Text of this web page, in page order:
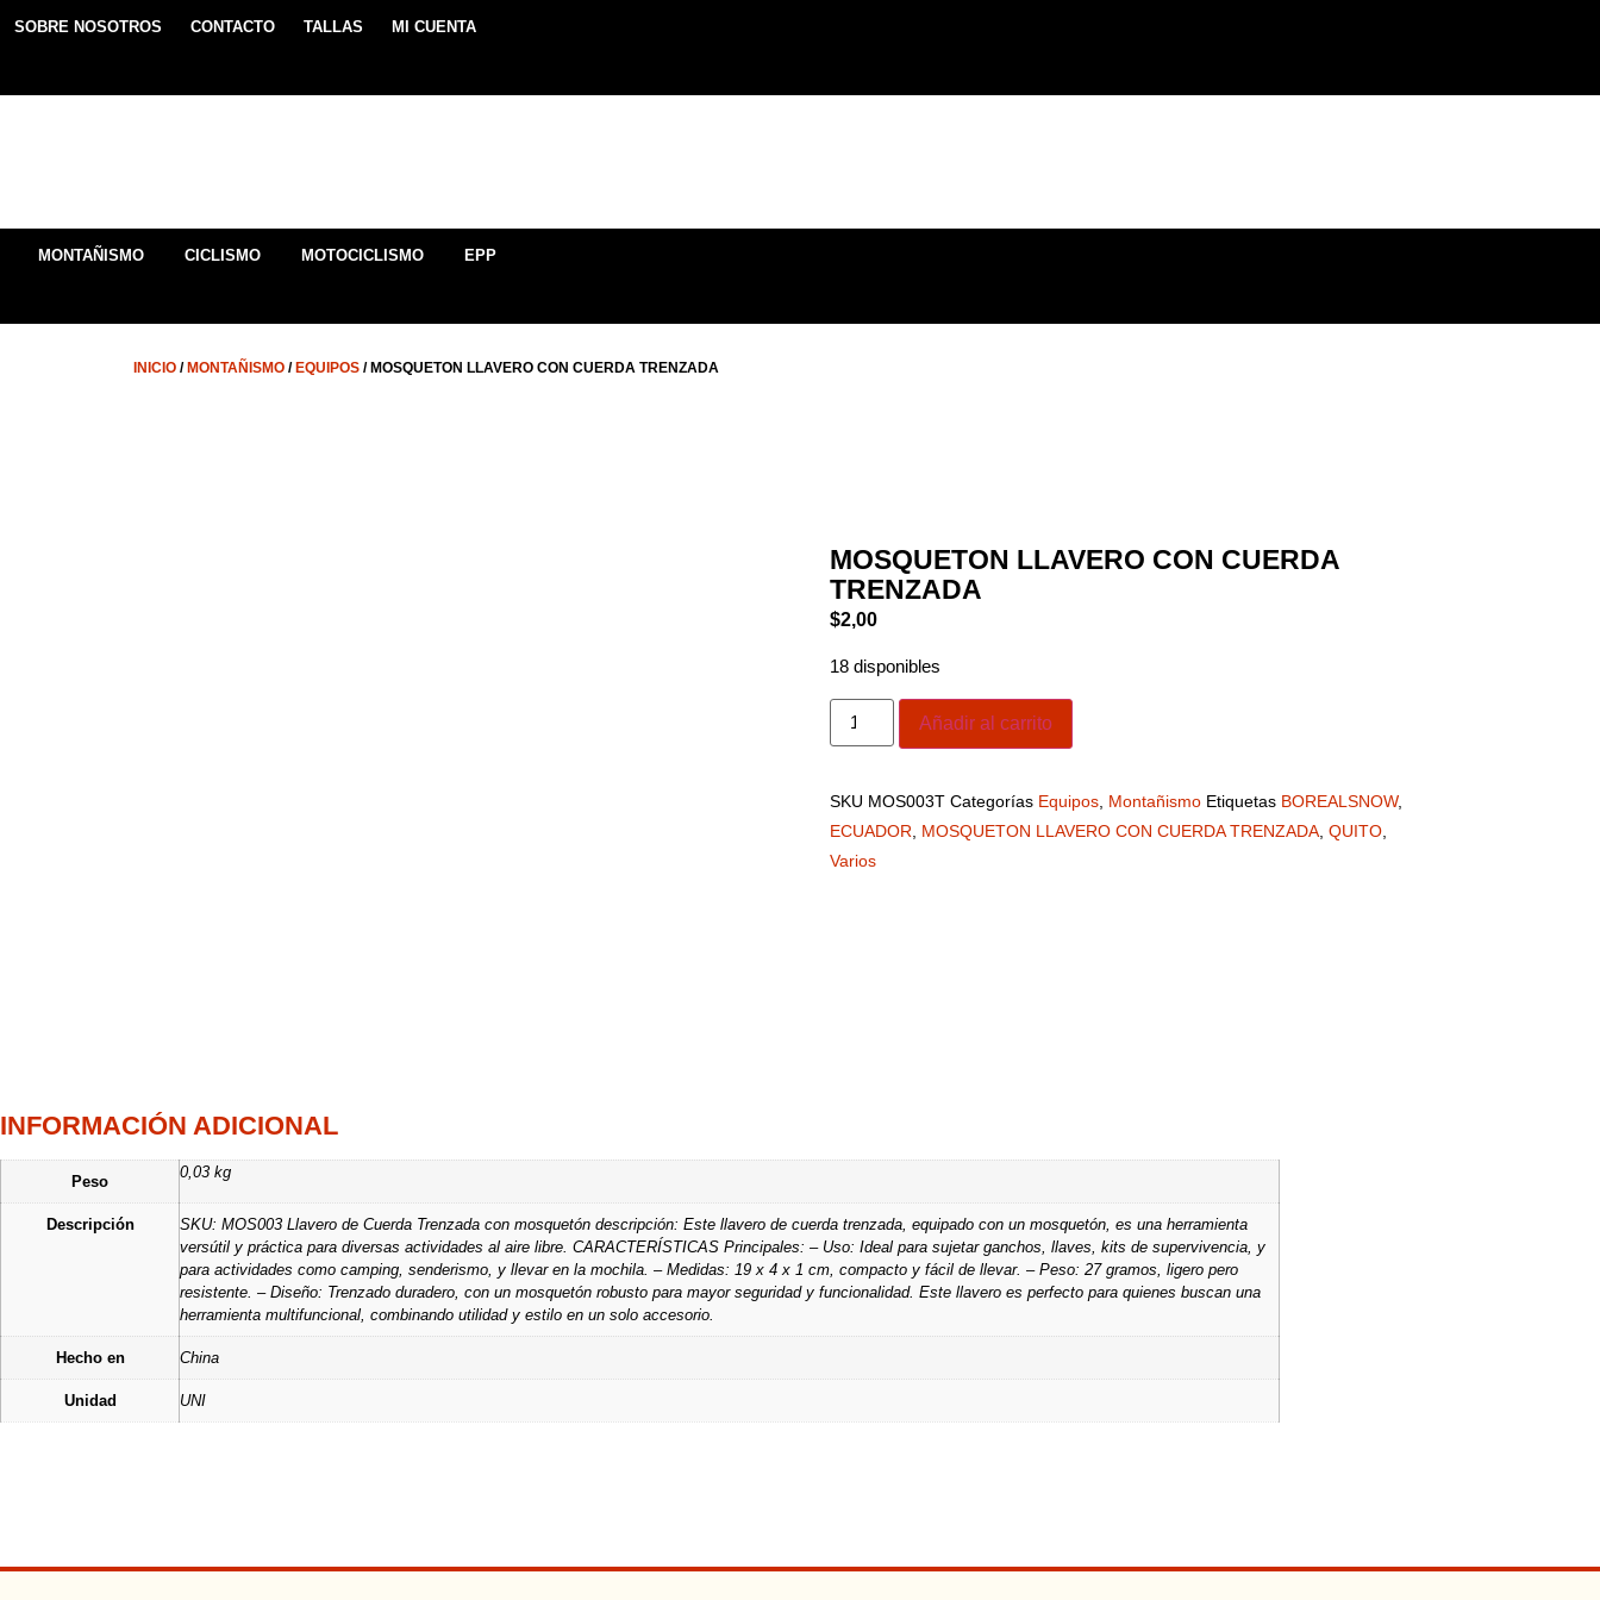
SOBRE NOSOTROS CONTACTO TALLAS MI CUENTA
MONTAÑISMO CICLISMO MOTOCICLISMO EPP
INICIO / MONTAÑISMO / EQUIPOS / MOSQUETON LLAVERO CON CUERDA TRENZADA
MOSQUETON LLAVERO CON CUERDA
TRENZADA
$2,00
18 disponibles
Añadir al carrito
SKU MOS003T Categorías Equipos Montañismo Etiquetas BOREALSNOW,
ECUADOR
MOSQUETON LLAVERO CON CUERDA TRENZADA QUITO
Varios
INFORMACIÓN ADICIONAL
Peso
0,03 kg
Descripción
SKU: MOS003 Llavero de Cuerda Trenzada con mosquetón descripción: Este llavero de cuerda trenzada, equipado con un mosquetón, es una herramienta
versútil y práctica para diversas actividades al aire libre. CARACTERÍSTICAS Principales: – Uso: Ideal para sujetar ganchos, llaves, kits de supervivencia, y
para actividades como camping, senderismo, y llevar en la mochila. – Medidas: 19 x 4 x 1 cm, compacto y fácil de llevar. – Peso: 27 gramos, ligero pero
resistente. – Diseño: Trenzado duradero, con un mosquetón robusto para mayor seguridad y funcionalidad. Este llavero es perfecto para quienes buscan una
herramienta multifuncional, combinando utilidad y estilo en un solo accesorio.
Hecho en China
Unidad UNI